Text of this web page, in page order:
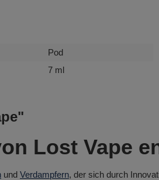
Pod
7 ml
Lost Vape
und Verdampfern, der sich durch